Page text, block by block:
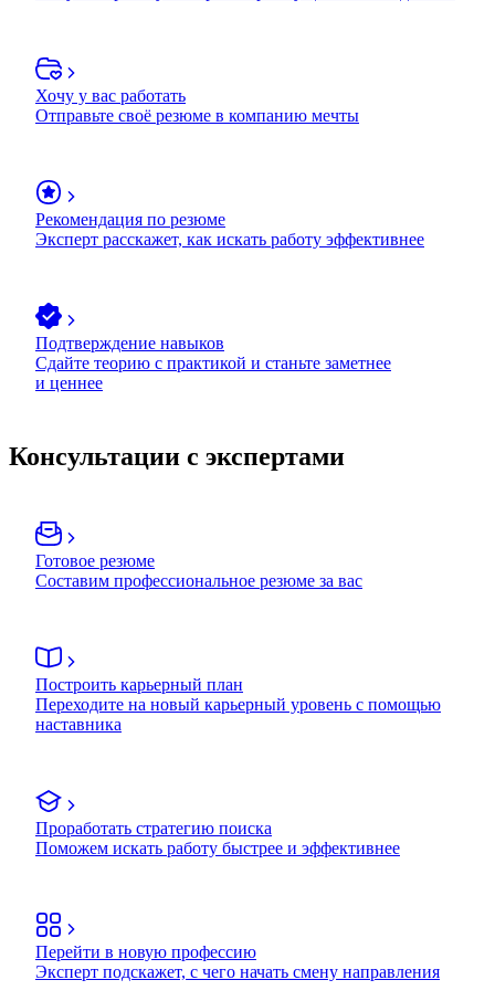
Хочу у вас работать
Отправьте своё резюме в компанию мечты
Рекомендация по резюме
Эксперт расскажет, как искать работу эффективнее
Подтверждение навыков
Сдайте теорию с практикой и станьте заметнее
и ценнее
Консультации с экспертами
Готовое резюме
Составим профессиональное резюме за вас
Построить карьерный план
Переходите на новый карьерный уровень с помощью
наставника
Проработать стратегию поиска
Поможем искать работу быстрее и эффективнее
Перейти в новую профессию
Эксперт подскажет, с чего начать смену направления